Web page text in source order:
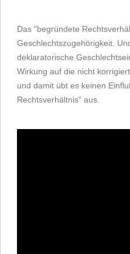
Das "begründete
Geschlechtszugehörigkeit.
deklaratorische
Wirkung auf die nicht
und damit übt es keinen
Rechtsverhältnis" aus.